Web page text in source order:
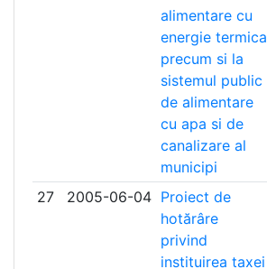
alimentare cu
energie termica
precum si la
sistemul public
de alimentare
cu apa si de
canalizare al
municipi
27 2005-06-04 Proiect de
hotărâre
privind
instituirea taxei